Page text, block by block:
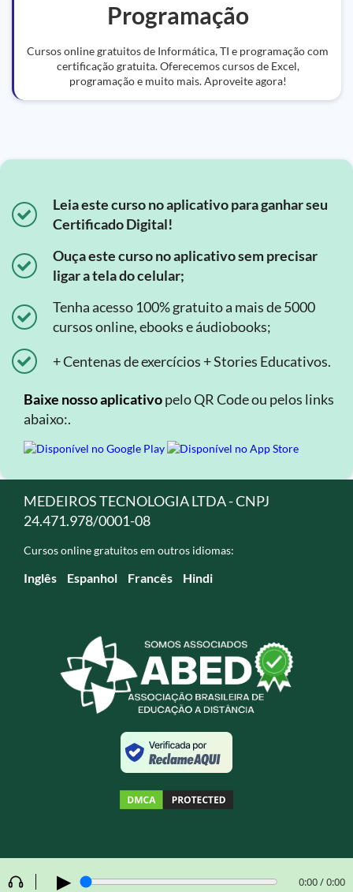
▶ 0:00 / 0:00
Programação
Cursos online gratuitos de Informática, TI e programação com
certificação gratuita. Oferecemos cursos de Excel,
programação e muito mais. Aproveite agora!
Leia este curso no aplicativo para ganhar seu
Certificado Digital!
Ouça este curso no aplicativo sem precisar
ligar a tela do celular;
Tenha acesso 100% gratuito a mais de 5000
cursos online, ebooks e áudiobooks;
+ Centenas de exercícios + Stories Educativos.
Baixe nosso aplicativopelo QR Code ou pelos links
abaixo:.
MEDEIROS TECNOLOGIA LTDA - CNPJ
24.471.978/0001-08
Cursos online gratuitos em outros idiomas:
Inglês Espanhol Francês Hindi